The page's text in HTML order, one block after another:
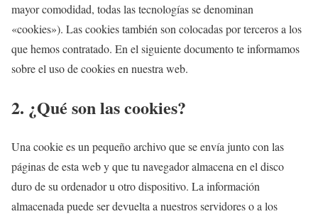
mayor comodidad, todas las tecnologías se denominan
«cookies»). Las cookies también son colocadas por terceros a los
que hemos contratado. En el siguiente documento te informamos
sobre el uso de cookies en nuestra web.
2. ¿Qué son las cookies?
Una cookie es un pequeño archivo que se envía junto con las
páginas de esta web y que tu navegador almacena en el disco
duro de su ordenador u otro dispositivo. La información
almacenada puede ser devuelta a nuestros servidores o a los